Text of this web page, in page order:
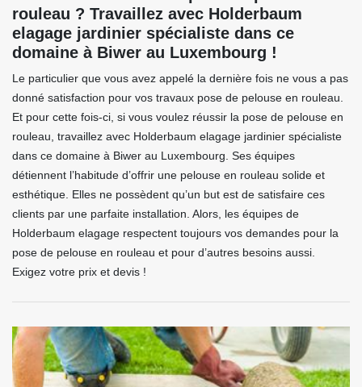
rouleau ? Travaillez avec Holderbaum
elagage jardinier spécialiste dans ce
domaine à Biwer au Luxembourg !
Le particulier que vous avez appelé la dernière fois ne vous a pas
donné satisfaction pour vos travaux pose de pelouse en rouleau.
Et pour cette fois-ci, si vous voulez réussir la pose de pelouse en
rouleau, travaillez avec Holderbaum elagage jardinier spécialiste
dans ce domaine à Biwer au Luxembourg. Ses équipes
détiennent l’habitude d’offrir une pelouse en rouleau solide et
esthétique. Elles ne possèdent qu’un but est de satisfaire ces
clients par une parfaite installation. Alors, les équipes de
Holderbaum elagage respectent toujours vos demandes pour la
pose de pelouse en rouleau et pour d’autres besoins aussi.
Exigez votre prix et devis !